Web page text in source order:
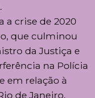
a crise de 2020
que culminou
da Justiça e
na Polícia
em relação à
de Janeiro.